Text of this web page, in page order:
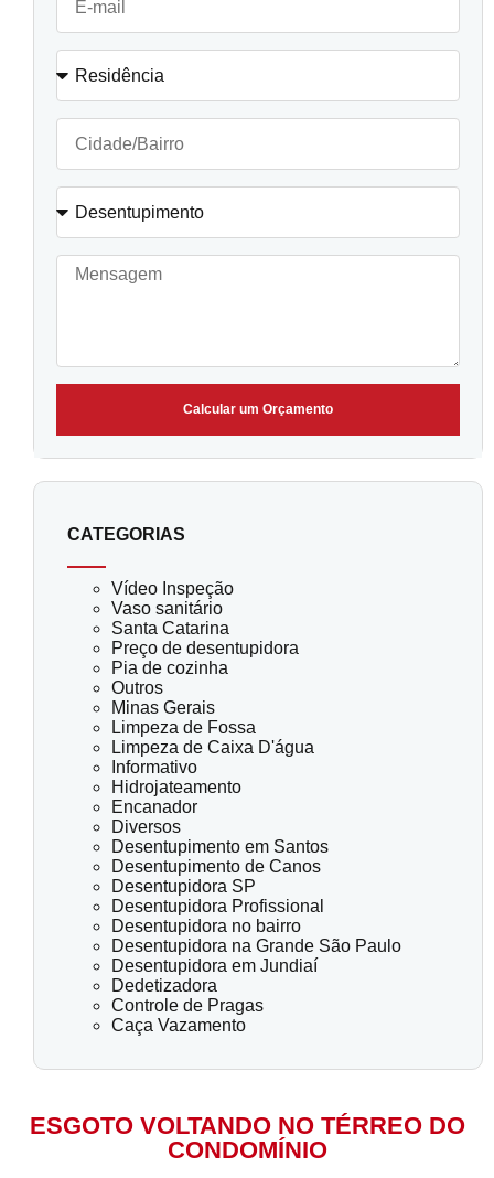
Calcular um Orçamento
CATEGORIAS
Vídeo Inspeção
Vaso sanitário
Santa Catarina
Preço de desentupidora
Pia de cozinha
Outros
Minas Gerais
Limpeza de Fossa
Limpeza de Caixa D'água
Informativo
Hidrojateamento
Encanador
Diversos
Desentupimento em Santos
Desentupimento de Canos
Desentupidora SP
Desentupidora Profissional
Desentupidora no bairro
Desentupidora na Grande São Paulo
Desentupidora em Jundiaí
Dedetizadora
Controle de Pragas
Caça Vazamento
ESGOTO VOLTANDO NO TÉRREO DO
CONDOMÍNIO